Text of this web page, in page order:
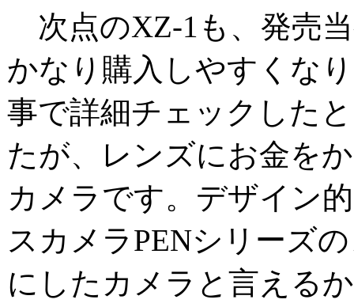
次点のXZ-1も、発売
かなり購入しやすくな
事で詳細チェックした
たが、レンズにお金を
カメラです。デザイン
スカメラPENシリーズ
にしたカメラと言える